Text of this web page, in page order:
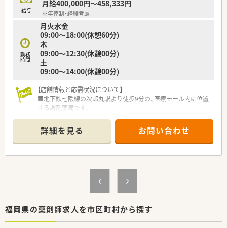
【こんな方が活躍中】
■全国規模の大手企業で安定した環境を求め、長期的なキャリア
形成を希望する方が活躍しています。
■幅広い科目の経験を積みたい方や、専門性を高めたい意欲のあ
る薬剤師に適しています。
■仕事とプライベートのバランスを大切にしながら、長く働きた
い方が多く在籍しています。
■年間休日が126日と多く、プライベートの時間を充実させたい
方に最適な職場です。
■充実した研修制度で、未経験やブランクがあっても安心してス
キルアップしたい方におすすめです。
■将来的に管理薬剤師や専門薬剤師を目指したい方にとって、多
くのチャンスがあるでしょう。
給与
月給400,000円～458,333円
※年俸制・経験考慮
勤務
時間
月火水金
09:00～18:00(休憩60分)
木
09:00～12:30(休憩00分)
土
09:00～14:00(休憩00分)
【店舗情報と応需状況について】
■地下鉄七隈線の次郎丸駅より徒歩9分の、医療モール内に位置
する調剤薬局です。
処方箋を応需しています。
■薬剤師は常時5名体制、事務員も3名配置されており、忙しい中
でも連携が取れています。
■人気のクリニック門前で患者様増加に伴い、サービス体制を強
化するための増員募集です。
■周囲と協力し、円滑なコミュニケーションを取りながら業務に
詳細を見る お問い合わせ
福岡県の薬剤師求人を市区町村から探す